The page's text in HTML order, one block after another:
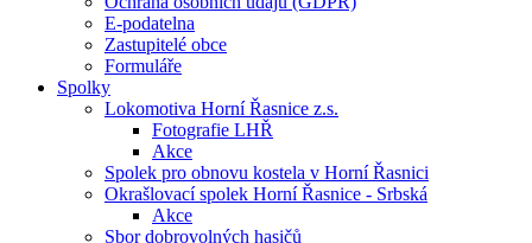
E-podatelna
Zastupitelé obce
Formuláře
Spolky
Lokomotiva Horní Řasnice z.s.
Fotografie LHŘ
Akce
Spolek pro obnovu kostela v Horní Řasnici
Okrašlovací spolek Horní Řasnice - Srbská
Akce
Sbor dobrovolných hasičů